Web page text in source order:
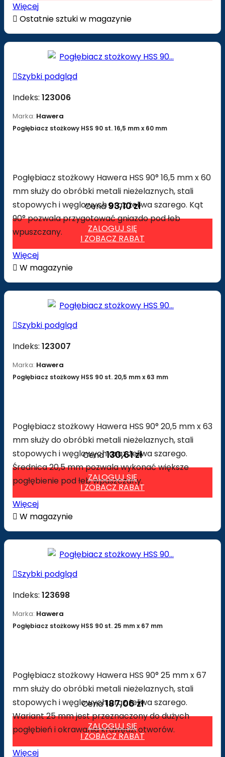
Więcej
 Ostatnie sztuki w magazynie
Szybki podgląd
Indeks: 123006
Marka: Hawera
Pogłębiacz stożkowy HSS 90 st. 16,5 mm x 60 mm
Pogłębiacz stożkowy Hawera HSS 90° 16,5 mm x 60
mm służy do obróbki metali nieżelaznych, stali
stopowych i węglowych oraz żeliwa szarego. Kąt
90° pozwala przygotować gniazdo pod łeb
wpuszczany.
Cena 93,10 zł
ZALOGUJ SIĘ
I ZOBACZ RABAT
Więcej
 W magazynie
Szybki podgląd
Indeks: 123007
Marka: Hawera
Pogłębiacz stożkowy HSS 90 st. 20,5 mm x 63 mm
Pogłębiacz stożkowy Hawera HSS 90° 20,5 mm x 63
mm służy do obróbki metali nieżelaznych, stali
stopowych i węglowych oraz żeliwa szarego.
Średnica 20,5 mm pozwala wykonać większe
pogłębienie pod łeb wpuszczany.
Cena130,61 zł
ZALOGUJ SIĘ
I ZOBACZ RABAT
Więcej
 W magazynie
Szybki podgląd
Indeks: 123698
Marka: Hawera
Pogłębiacz stożkowy HSS 90 st. 25 mm x 67 mm
Pogłębiacz stożkowy Hawera HSS 90° 25 mm x 67
mm służy do obróbki metali nieżelaznych, stali
stopowych i węglowych oraz żeliwa szarego.
Wariant 25 mm jest przeznaczony do dużych
pogłębień i okrawania krawędzi otworów.
Cena187,06 zł
ZALOGUJ SIĘ
I ZOBACZ RABAT
Więcej